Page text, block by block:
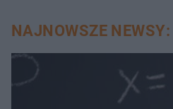
NAJNOWSZE NEWSY: